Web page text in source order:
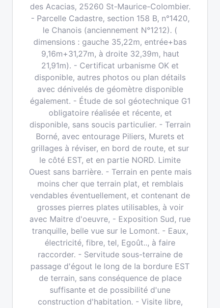
des Acacias, 25260 St-Maurice-Colombier.
- Parcelle Cadastre, section 158 B, n°1420,
le Chanois (anciennement N°1212). (
dimensions : gauche 35,22m, entrée+bas
9,16m+31,27m, à droite 32,39m, haut
21,91m). - Certificat urbanisme OK et
disponible, autres photos ou plan détails
avec dénivelés de géomètre disponible
également. - Étude de sol géotechnique G1
obligatoire réalisée et récente, et
disponible, sans soucis particulier. - Terrain
Borné, avec entourage Piliers, Murets et
grillages à réviser, en bord de route, et sur
le côté EST, et en partie NORD. Limite
Ouest sans barrière. - Terrain en pente mais
moins cher que terrain plat, et remblais
vendables éventuellement, et contenant de
grosses pierres plates utilisables, à voir
avec Maitre d'oeuvre, - Exposition Sud, rue
tranquille, belle vue sur le Lomont. - Eaux,
électricité, fibre, tel, Egoût.., à faire
raccorder. - Servitude sous-terraine de
passage d'égout le long de la bordure EST
de terrain, sans conséquence de place
suffisante et de possibilité d'une
construction d'habitation. - Visite libre,